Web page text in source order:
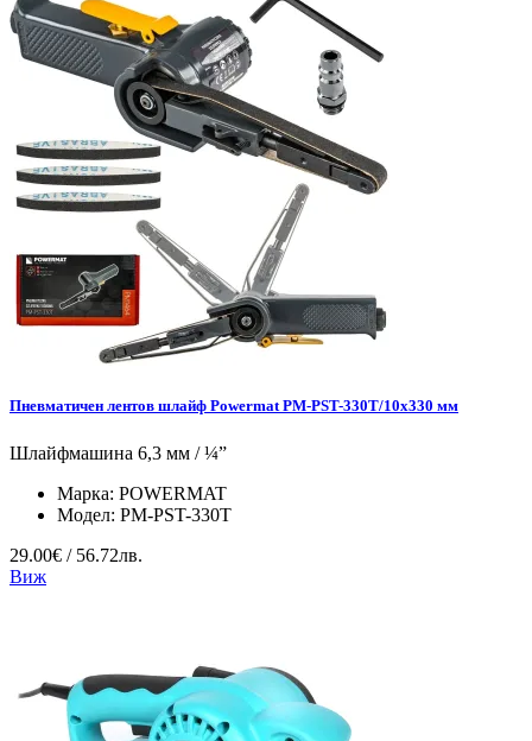
Пневматичен лентов шлайф Powermat PM-PST-330T/10x330 мм
Шлайфмашина 6,3 мм / ¼”
Марка: POWERMAT
Модел: PM-PST-330T
29.00€ / 56.72лв.
Виж